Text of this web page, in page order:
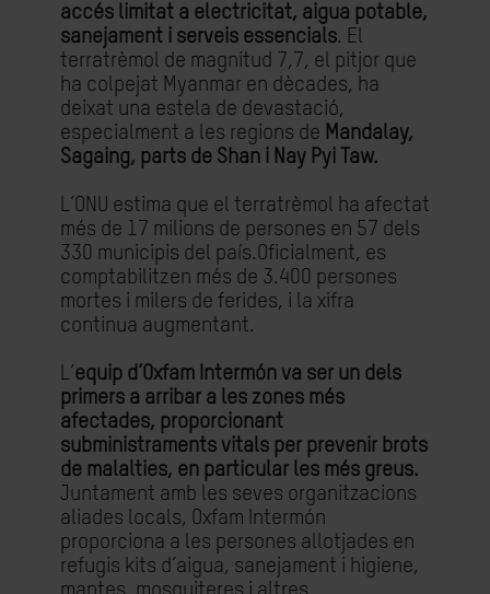
accés limitat a electricitat, aigua potable,
sanejament i serveis essencials. El
terratrèmol de magnitud 7,7, el pitjor que
ha colpejat Myanmar en dècades, ha
deixat una estela de devastació,
especialment a les regions de Mandalay,
Sagaing, parts de Shan i Nay Pyi Taw.
L’ONU estima que el terratrèmol ha afectat
més de 17 milions de persones en 57 dels
330 municipis del país.Oficialment, es
comptabilitzen més de 3.400 persones
mortes i milers de ferides, i la xifra
continua augmentant.
L’equip d’Oxfam Intermón va ser un dels
primers a arribar a les zones més
afectades, proporcionant
subministraments vitals per prevenir brots
de malalties, en particular les més greus.
Juntament amb les seves organitzacions
aliades locals, Oxfam Intermón
proporciona a les persones allotjades en
refugis kits d’aigua, sanejament i higiene,